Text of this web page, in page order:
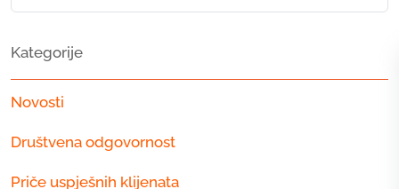
Kategorije
Novosti
Društvena odgovornost
Priče uspješnih klijenata